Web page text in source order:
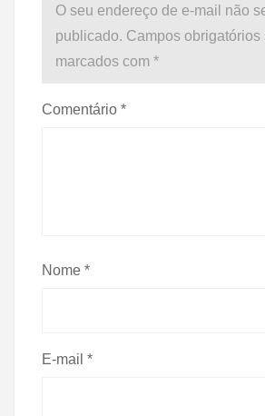
O seu endereço de e-mail não
publicado. Campos obrigatórios
marcados com *
Comentário *
Nome *
E-mail *